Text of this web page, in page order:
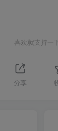
喜欢就支持一
分享